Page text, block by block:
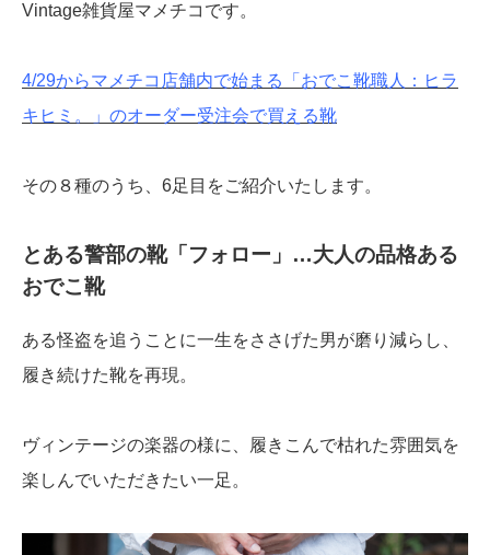
Vintage雑貨屋マメチコです。
4/29からマメチコ店舗内で始まる「おでこ靴職人：ヒラ
キヒミ。」のオーダー受注会で買える靴
その８種のうち、6足目をご紹介いたします。
とある警部の靴「フォロー」…大人の品格ある
おでこ靴
ある怪盗を追うことに一生をささげた男が磨り減らし、
履き続けた靴を再現。
ヴィンテージの楽器の様に、履きこんで枯れた雰囲気を
楽しんでいただきたい一足。